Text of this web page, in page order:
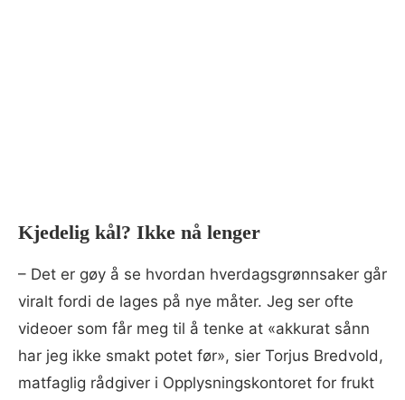
Kjedelig kål? Ikke nå lenger
– Det er gøy å se hvordan hverdagsgrønnsaker går
viralt fordi de lages på nye måter. Jeg ser ofte
videoer som får meg til å tenke at «akkurat sånn
har jeg ikke smakt potet før», sier Torjus Bredvold,
matfaglig rådgiver i Opplysningskontoret for frukt